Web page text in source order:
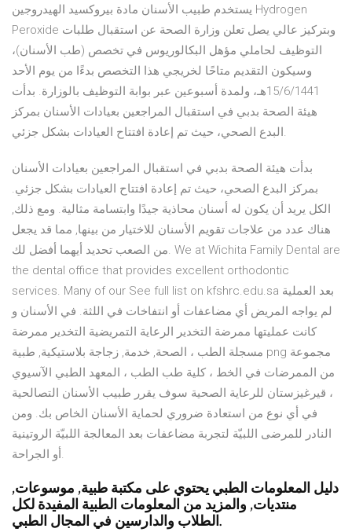
يستخدم طبيب الأسنان مادة بيروكسيد الهيدروجين Hydrogen
Peroxide وبتركيز عالي يصل تعلن وزارة الصحة عن استقبال طلبات
التوظيف لحاملي مؤهل البكالوريوس في تخصص (طب الأسنان)،
وسيكون التقديم متاحًا لخريجي هذا التخصص بدءًا من يوم الأحد
15/6/1441هـ، ولمدة أسبوعين عبر بوابة التوظيف بالوزارة. بدأت
هيئة الصحة بدبي في استقبال المراجعين بعيادات الأسنان بمركز
البدع الصحي، حيث تم إعادة افتتاح العيادات بشكل جزئي.
بدأت هيئة الصحة بدبي في استقبال المراجعين بعيادات الأسنان
بمركز البدع الصحي، حيث تم إعادة افتتاح العيادات بشكل جزئي.
الكل يريد أن يكون له أسنان محاذية جيدًا وابتسامة مثالية. ومع ذلك,
هناك عدد من علاجات تقويم الأسنان للاختيار من بينها, مما قد يجعل
من الصعب تحديد أيهما أفضل لك. We at Wichita Family Dental are
the dental office that provides excellent orthodontic
services. Many of our See full list on kfshrc.edu.sa بعد العملية
لم يواجه المريض أي مضاعفات أو انتفاخات في اللثة. في الأسنان و
كانت عمليتها ممرضة التخدير الرعاية التمريضية التخدير ممرضة
مسجلة الطب ، الصحة, خدمة, زجاجة بلاستيكية, طبية png مجموعة
من الممرضات في الخط ، كلية طب الطب ، المعهد الطبي الآسيوي
، قيرغيزستان للرعاية الصحية سوف يقرر طبيب الأسنان التصالحية
في أي نوع من استعادة ضروري لحماية الأسنان الخاص بك. ومن
النادر للمرضى اللبيّة لتجربة مضاعفات بعد المعالجة اللبيّة الروتينية
أو الجراحة.
دليل المعلومات الطبي يحتوي على مكتبة طبية, موسوعات,
منتديات, والمزيد من المعلومات الطبية المفيدة لكل
الطلاب والدارسين في المجال الطبي.